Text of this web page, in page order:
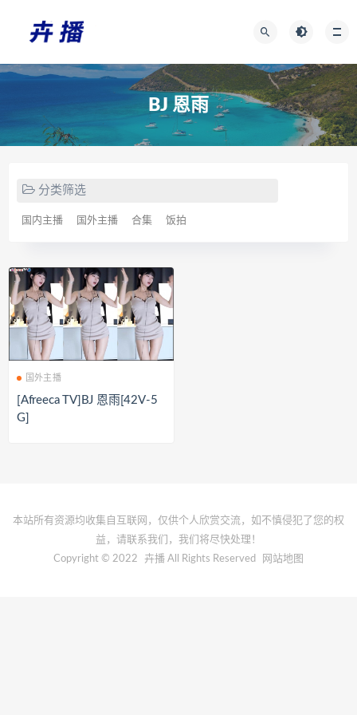
BJ 恩雨
分类筛选
国内主播 国外主播 合集 饭拍
国外主播
[Afreeca TV]BJ 恩雨[42V-5
G]
本站所有资源均收集自互联网，仅供个人欣赏交流，如不慎侵犯了您的权
益，请联系我们，我们将尽快处理！
Copyright © 2022
卉播 All Rights Reserved 网站地图